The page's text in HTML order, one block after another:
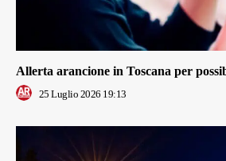
Allerta arancione in Toscana per
25 Luglio 2026 19:13